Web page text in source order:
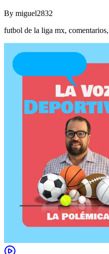
By miguel2832
futbol de la liga mx,